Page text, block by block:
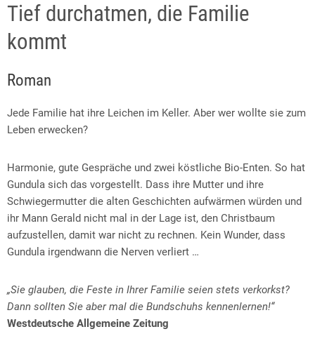
Tief durchatmen, die Familie
kommt
Roman
Jede Familie hat ihre Leichen im Keller. Aber wer wollte sie zum
Leben erwecken?
Harmonie, gute Gespräche und zwei köstliche Bio-Enten. So hat
Gundula sich das vorgestellt. Dass ihre Mutter und ihre
Schwiegermutter die alten Geschichten aufwärmen würden und
ihr Mann Gerald nicht mal in der Lage ist, den Christbaum
aufzustellen, damit war nicht zu rechnen. Kein Wunder, dass
Gundula irgendwann die Nerven verliert …
„Sie glauben, die Feste in Ihrer Familie seien stets verkorkst?
Dann sollten Sie aber mal die Bundschuhs kennenlernen!“
Westdeutsche Allgemeine Zeitung